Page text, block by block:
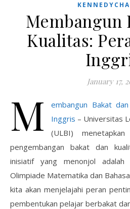
Membangun
Kualitas:
January 17,
M
embangun Bakat
Inggris – Universitas
(ULBI)
pengembangan bakat dan
inisiatif yang menonjol adalah
Olimpiade Matematika dan
kita akan menjelajahi peran
pembentukan pelajar berbakat